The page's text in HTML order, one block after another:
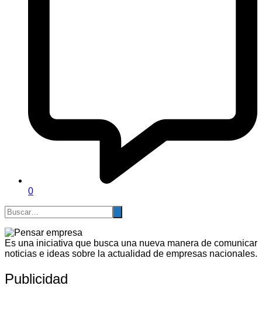
0
Es una iniciativa que busca una nueva manera de comunicar
noticias e ideas sobre la actualidad de empresas nacionales.
Publicidad